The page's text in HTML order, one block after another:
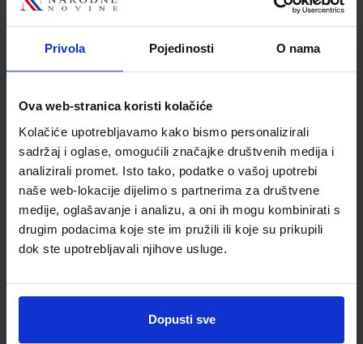
Privola Pojedinosti O nama
Ova web-stranica koristi kolačiće
Kolačiće upotrebljavamo kako bismo personalizirali
sadržaj i oglase, omogućili značajke društvenih medija i
analizirali promet. Isto tako, podatke o vašoj upotrebi
naše web-lokacije dijelimo s partnerima za društvene
medije, oglašavanje i analizu, a oni ih mogu kombinirati s
drugim podacima koje ste im pružili ili koje su prikupili
dok ste upotrebljavali njihove usluge.
Dopusti sve
GLAZBENI KRUG 6; udžbenik glazbene kulture za 6. razred
osnovne škole
Autor(i):Ambruš-Kiš Matoš Seletković Stojaković Šimunović
CIJENA:
ŠIFRA OMOTA: 500285
Udžbenik
MOJE BOJE 6; udžbenik likovne kulture s dodatnim
digitalnim sadržajima u šestom razredu osnovne škole
Autor(i):Miroslav Huzjak Kristina Horvat-Blažinović
SKU: CIJENA: